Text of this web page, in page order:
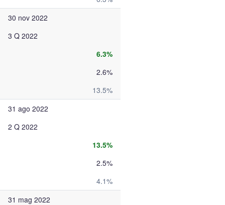
30 nov 2022
3 Q 2022
6.3%
2.6%
13.5%
31 ago 2022
2 Q 2022
13.5%
2.5%
4.1%
31 mag 2022